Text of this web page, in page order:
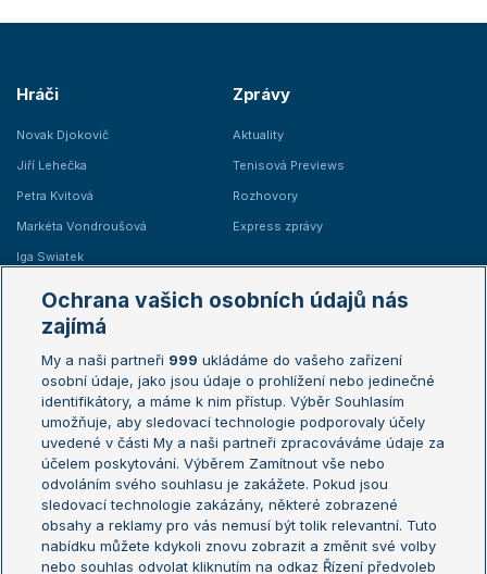
Hráči
Novak Djokovič
Jiří Lehečka
Petra Kvitová
Markéta Vondroušová
Iga Swiatek
Zprávy
Aktuality
Tenisová Previews
Rozhovory
Express zprávy
Žebříčky
Žebříček ATP (muži)
Žebříček WTA (ženy)
Sázkařský žebříček
Australian Open
French Open
Wimbledon
US Open
Turnaj mistrů
Turnaj mistryň
Aktualní trendy
Ochrana vašich osobních údajů nás
zajímá
My a naši partneři 999 ukládáme do vašeho zařízení
osobní údaje, jako jsou údaje o prohlížení nebo jedinečné
identifikátory, a máme k nim přístup. Výběr Souhlasím
umožňuje, aby sledovací technologie podporovaly účely
uvedené v části My a naši partneři zpracováváme údaje za
účelem poskytování. Výběrem Zamítnout vše nebo
odvoláním svého souhlasu je zakážete. Pokud jsou
sledovací technologie zakázány, některé zobrazené
obsahy a reklamy pro vás nemusí být tolik relevantní. Tuto
nabídku můžete kdykoli znovu zobrazit a změnit své volby
nebo souhlas odvolat kliknutím na odkaz Řízení předvoleb